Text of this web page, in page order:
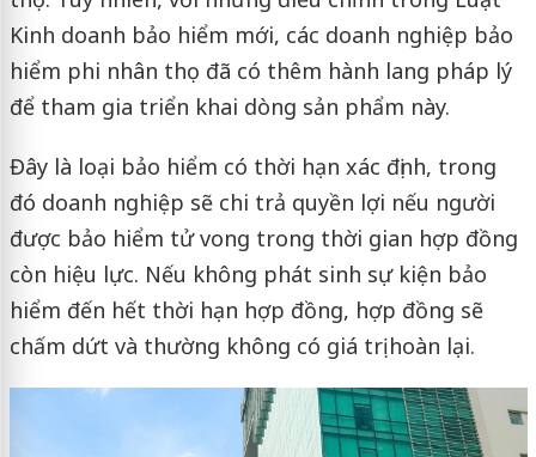
Kinh doanh bảo hiểm mới, các doanh nghiệp bảo
hiểm phi nhân thọ đã có thêm hành lang pháp lý
để tham gia triển khai dòng sản phẩm này.
Đây là loại bảo hiểm có thời hạn xác định, trong
đó doanh nghiệp sẽ chi trả quyền lợi nếu người
được bảo hiểm tử vong trong thời gian hợp đồng
còn hiệu lực. Nếu không phát sinh sự kiện bảo
hiểm đến hết thời hạn hợp đồng, hợp đồng sẽ
chấm dứt và thường không có giá trị hoàn lại.